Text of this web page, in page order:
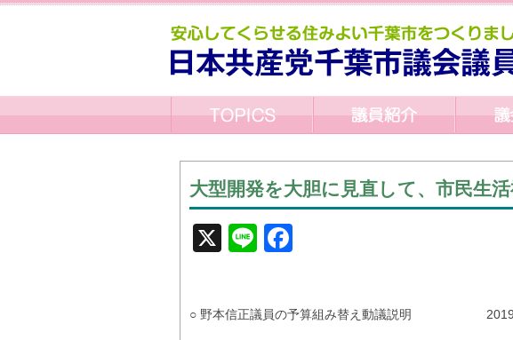
大型開発を大胆に見直して、市民生
X Line
○ 野本信正議員の予算組み替え動議説明